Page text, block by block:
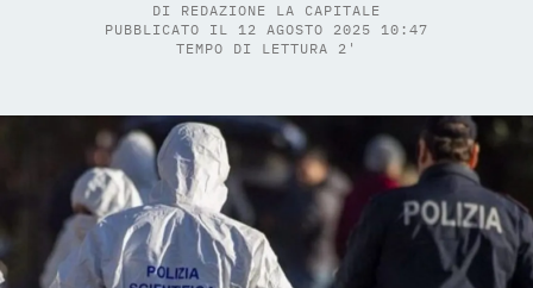
DI REDAZIONE LA CAPITALE
PUBBLICATO IL 12 AGOSTO 2025 10:47
TEMPO DI LETTURA 2'